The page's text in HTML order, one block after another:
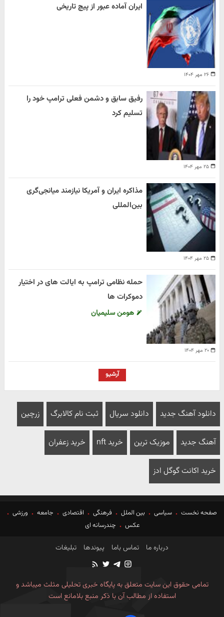
۲۶ مهر ۱۴۰۴
ایران آماده عبور از پیچ تاریخی
۲۵ مهر ۱۴۰۴
رفیق سابق و دشمن فعلی ترامپ خود را
تسلیم کرد
۲۵ مهر ۱۴۰۴
مذاکره ایران و آمریکا نیازمند میانجی‌گری
بین‌المللی
۲۰ مهر ۱۴۰۴
حمله نظامی ترامپ به ایالت های در اختیار
دموکرات ها
هومن سلیمیان
آرشیو
دانلود آهنگ جدید دانلود سریال ثبت نام کالابرگ زرچین
آهنگ جدید موزیک ترین خرید nft خرید زعفران
خرید اکانت گوگل ادز
صفحه نخست سیاسی بین الملل فرهنگی اقتصادی جامعه
ورزشی
عکس
چندرسانه ای
درباره ما تماس باما پیوندها تبلیغات
تمامی حقوق این سایت متعلق به پایگاه خبری تحلیلی مثلث میباشد و
استفاده از مطالب آن با ذکر منبع بلامانع است